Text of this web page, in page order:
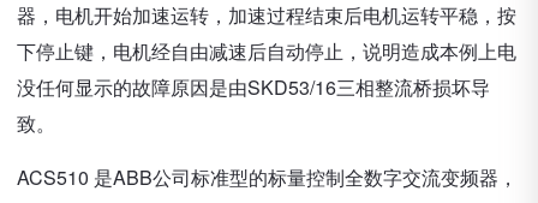
器，电机开始加速运转，加速过程结束后电机运转平稳，按
下停止键，电机经自由减速后自动停止，说明造成本例上电
没任何显示的故障原因是由SKD53/16三相整流桥损坏导
致。
ACS510 是ABB公司标准型的标量控制全数字交流变频器，